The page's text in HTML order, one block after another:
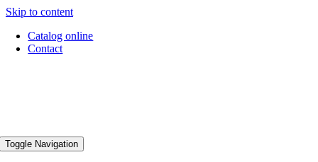
Skip to content
Catalog online
Contact
Toggle Navigation